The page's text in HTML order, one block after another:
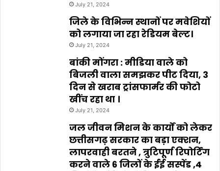
July 21, 2024
जिले के विभिन्न स्थानों पर मवेशियों
को लगाया जा रहा रेडियम बेल्ट।
July 21, 2024
बांकी मोंगरा : मीडिया वाले को
बिजली वाला समझकर पीट दिया, 3
दिन से खराब ट्रांसफार्मर की फोटो
खींच रहा था ।
July 21, 2024
जल जीवन मिशन के कार्यों को लेकर
छत्तीसगढ़ सरकार का बड़ा एक्शन,
लापरवाही बरतने , त्रुटिपूर्ण रिपोर्टिंग
करने वाले 6 जिलों के ईई सस्पेंड ,4